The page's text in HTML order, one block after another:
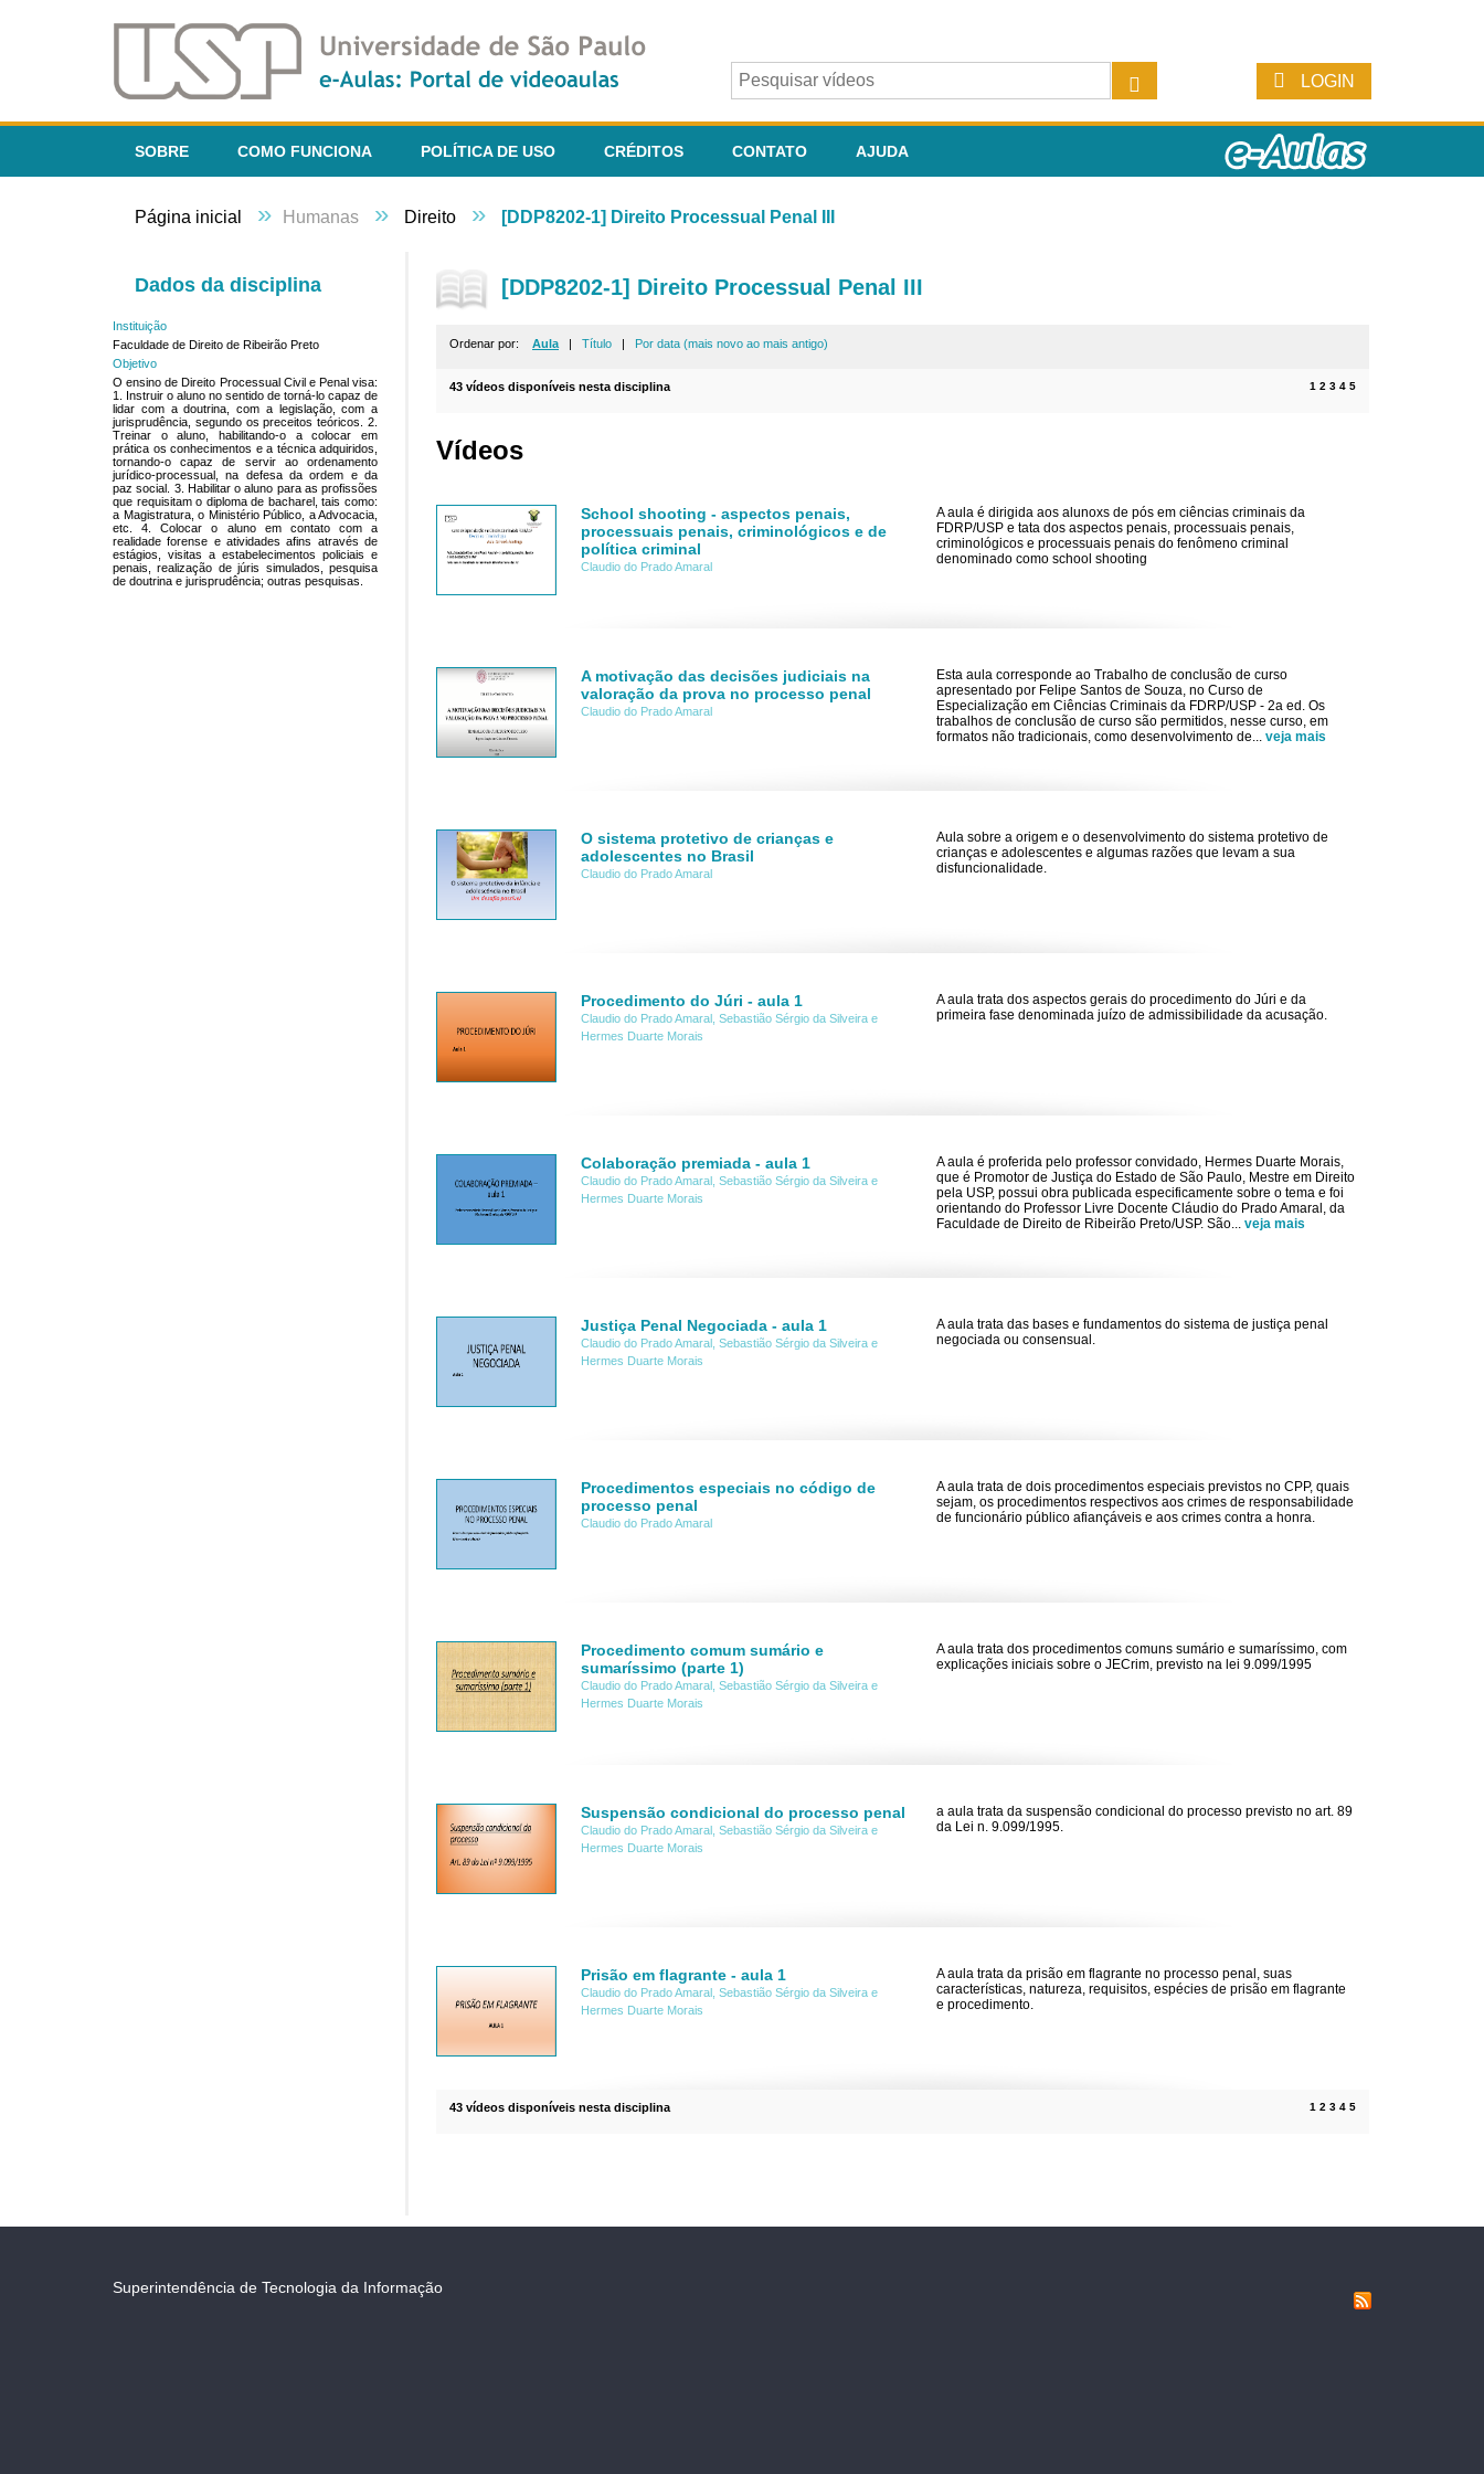
LOGIN
SOBRE COMO FUNCIONA POLÍTICA DE USO CRÉDITOS CONTATO AJUDA
Página inicial » Humanas » Direito » [DDP8202-1] Direito Processual Penal III
Dados da disciplina
Instituição
Faculdade de Direito de Ribeirão Preto
Objetivo
O ensino de Direito Processual Civil e Penal visa:
1. Instruir o aluno no sentido de torná-lo capaz de
lidar com a doutrina, com a legislação, com a
jurisprudência, segundo os preceitos teóricos. 2.
Treinar o aluno, habilitando-o a colocar em
prática os conhecimentos e a técnica adquiridos,
tornando-o capaz de servir ao ordenamento
jurídico-processual, na defesa da ordem e da
paz social. 3. Habilitar o aluno para as profissões
que requisitam o diploma de bacharel, tais como:
a Magistratura, o Ministério Público, a Advocacia,
etc. 4. Colocar o aluno em contato com a
realidade forense e atividades afins através de
estágios, visitas a estabelecimentos policiais e
penais, realização de júris simulados, pesquisa
de doutrina e jurisprudência; outras pesquisas.
[DDP8202-1] Direito Processual Penal III
Ordenar por: Aula | Título | Por data (mais novo ao mais antigo)
1 2 3 4 5
43 vídeos disponíveis nesta disciplina
Vídeos
School shooting - aspectos penais,
processuais penais, criminológicos e de
política criminal
Claudio do Prado Amaral
A aula é dirigida aos alunoxs de pós em ciências criminais da
FDRP/USP e tata dos aspectos penais, processuais penais,
criminológicos e processuais penais do fenômeno criminal
denominado como school shooting
A motivação das decisões judiciais na
valoração da prova no processo penal
Claudio do Prado Amaral
Esta aula corresponde ao Trabalho de conclusão de curso
apresentado por Felipe Santos de Souza, no Curso de
Especialização em Ciências Criminais da FDRP/USP - 2a ed. Os
trabalhos de conclusão de curso são permitidos, nesse curso, em
formatos não tradicionais, como desenvolvimento de... veja mais
O sistema protetivo de crianças e
adolescentes no Brasil
Claudio do Prado Amaral
Aula sobre a origem e o desenvolvimento do sistema protetivo de
crianças e adolescentes e algumas razões que levam a sua
disfuncionalidade.
Procedimento do Júri - aula 1
Claudio do Prado Amaral, Sebastião Sérgio da Silveira e
Hermes Duarte Morais
A aula trata dos aspectos gerais do procedimento do Júri e da
primeira fase denominada juízo de admissibilidade da acusação.
Colaboração premiada - aula 1
Claudio do Prado Amaral, Sebastião Sérgio da Silveira e
Hermes Duarte Morais
A aula é proferida pelo professor convidado, Hermes Duarte Morais,
que é Promotor de Justiça do Estado de São Paulo, Mestre em Direito
pela USP, possui obra publicada especificamente sobre o tema e foi
orientando do Professor Livre Docente Cláudio do Prado Amaral, da
Faculdade de Direito de Ribeirão Preto/USP. São... veja mais
Justiça Penal Negociada - aula 1
Claudio do Prado Amaral, Sebastião Sérgio da Silveira e
Hermes Duarte Morais
A aula trata das bases e fundamentos do sistema de justiça penal
negociada ou consensual.
Procedimentos especiais no código de
processo penal
Claudio do Prado Amaral
A aula trata de dois procedimentos especiais previstos no CPP, quais
sejam, os procedimentos respectivos aos crimes de responsabilidade
de funcionário público afiançáveis e aos crimes contra a honra.
Procedimento comum sumário e
sumaríssimo (parte 1)
Claudio do Prado Amaral, Sebastião Sérgio da Silveira e
Hermes Duarte Morais
A aula trata dos procedimentos comuns sumário e sumaríssimo, com
explicações iniciais sobre o JECrim, previsto na lei 9.099/1995
Suspensão condicional do processo penal
Claudio do Prado Amaral, Sebastião Sérgio da Silveira e
Hermes Duarte Morais
a aula trata da suspensão condicional do processo previsto no art. 89
da Lei n. 9.099/1995.
Prisão em flagrante - aula 1
Claudio do Prado Amaral, Sebastião Sérgio da Silveira e
Hermes Duarte Morais
A aula trata da prisão em flagrante no processo penal, suas
características, natureza, requisitos, espécies de prisão em flagrante
e procedimento.
1 2 3 4 5
43 vídeos disponíveis nesta disciplina
Superintendência de Tecnologia da Informação